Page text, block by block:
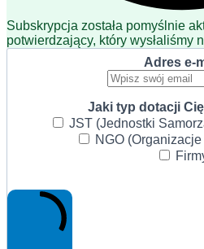
Subskrypcja została pomyślnie
potwierdzający, który wysłaliśmy
Adres e-
Jaki typ dotacji
JST (Jednostki
NGO